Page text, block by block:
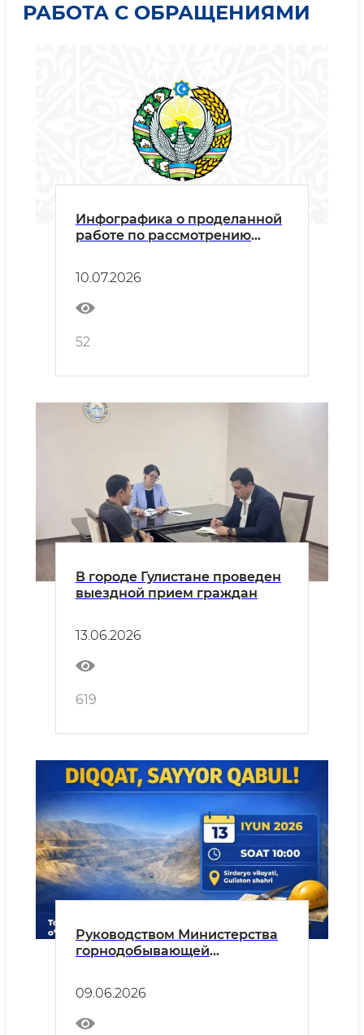
РАБОТА С ОБРАЩЕНИЯМИ
Инфографика о проделанной
работе по рассмотрению
Министерстве
горнодобывающей
промышленности и геологии
за I полугодие 2026 года
10.07.2026
52
В городе Гулистане проведен
выездной прием граждан
13.06.2026
619
Руководством Министерства
горнодобывающей
прием для населения и
предпринимателей
09.06.2026